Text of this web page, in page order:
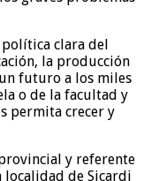
clara del
la producción
futuro a los miles
o de la facultad y
permita crecer y
y referente
localidad de Sicardi